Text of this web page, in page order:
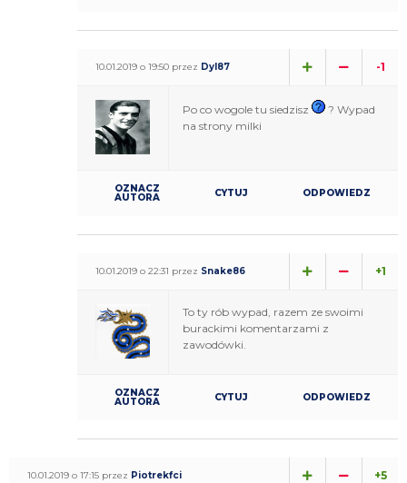
10.01.2019 o 19:50 przez Dyl87 -1
Po co wogole tu siedzisz
? Wypad
na strony milki
OZNACZ
AUTORA CYTUJ ODPOWIEDZ
10.01.2019 o 22:31 przez Snake86 +1
To ty rób wypad, razem ze swoimi
burackimi komentarzami z
zawodówki.
OZNACZ
AUTORA CYTUJ ODPOWIEDZ
10.01.2019 o 17:15 przez Piotrekfci +5